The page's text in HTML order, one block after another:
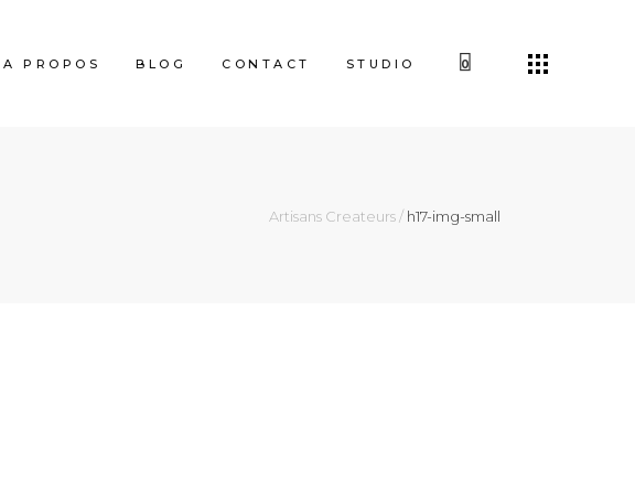
A PROPOS BLOG CONTACT STUDIO 0
Artisans Createurs/ h17-img-small